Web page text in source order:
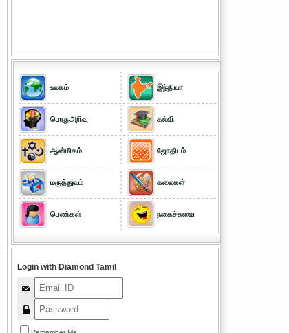
உலகம்
பொதுஅறிவு
ஆன்மிகம்
மருத்துவம்
பெண்கள்
இந்தியா
கல்வி
ஜோதிடம்
கலைகள்
நகைச்சுவை
Login with Diamond Tamil